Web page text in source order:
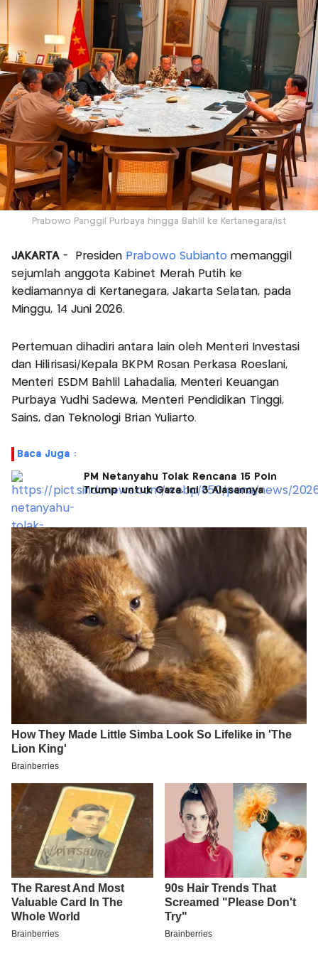
Prabowo Panggil Purbaya hingga Bahlil ke Kertanegara/ist
JAKARTA - Presiden Prabowo Subianto memanggil
sejumlah anggota Kabinet Merah Putih ke
kediamannya di Kertanegara, Jakarta Selatan, pada
Minggu, 14 Juni 2026.
Pertemuan dihadiri antara lain oleh Menteri Investasi
dan Hilirisasi/Kepala BKPM Rosan Perkasa Roeslani,
Menteri ESDM Bahlil Lahadalia, Menteri Keuangan
Purbaya Yudhi Sadewa, Menteri Pendidikan Tinggi,
Sains, dan Teknologi Brian Yuliarto.
Baca Juga :
PM Netanyahu Tolak Rencana 15 Poin
Trump untuk Gaza, Ini 3 Alasannya